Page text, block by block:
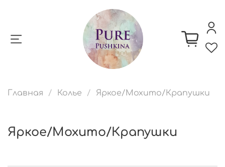
Главная Колье Яркое/Мохито/Крапушки
Яркое/Мохито/Крапушки